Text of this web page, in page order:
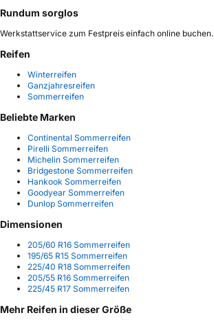
Rundum sorglos
Werkstattservice zum Festpreis einfach online buchen.
Reifen
Winterreifen
Ganzjahresreifen
Sommerreifen
Beliebte Marken
Continental Sommerreifen
Pirelli Sommerreifen
Michelin Sommerreifen
Bridgestone Sommerreifen
Hankook Sommerreifen
Goodyear Sommerreifen
Dunlop Sommerreifen
Dimensionen
205/60 R16 Sommerreifen
195/65 R15 Sommerreifen
225/40 R18 Sommerreifen
205/55 R16 Sommerreifen
225/45 R17 Sommerreifen
Mehr Reifen in dieser Größe